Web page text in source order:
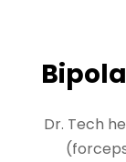
Dr. Tech